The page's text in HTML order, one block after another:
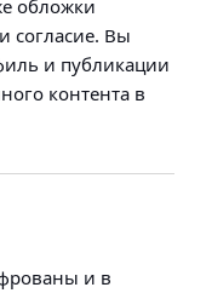
обложки
согласие. Вы
и публикации
контента в
и в